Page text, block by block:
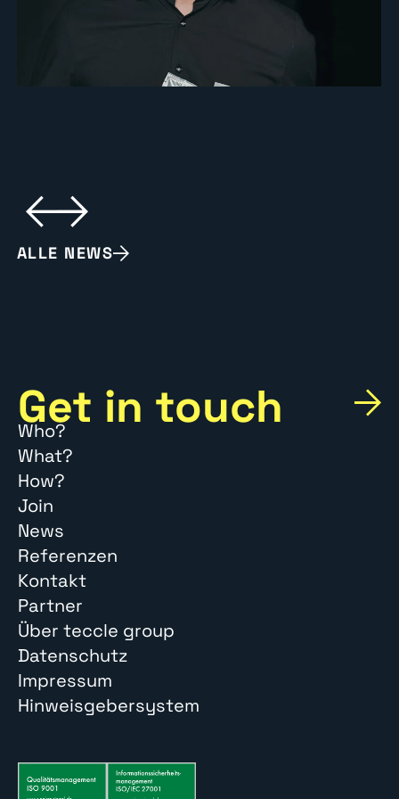
ALLE NEWS
Get in touch
Who?
What?
How?
Join
News
Referenzen
Kontakt
Partner
Über teccle group
Datenschutz
Impressum
Hinweisgebersystem